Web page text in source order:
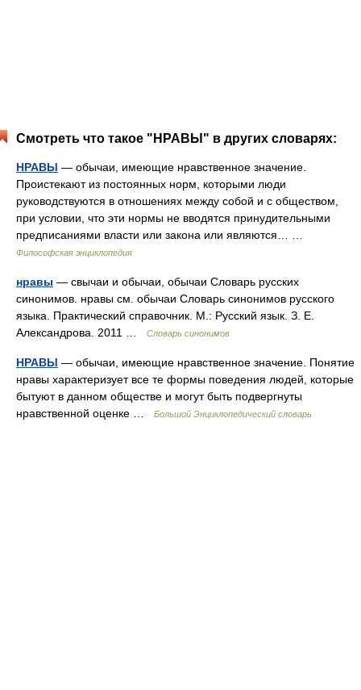
Смотреть что такое "НРАВЫ" в других словарях:
НРАВЫ — обычаи, имеющие нравственное значение.
Проистекают из постоянных норм, которыми люди
руководствуются в отношениях между собой и с обществом,
при условии, что эти нормы не вводятся принудительными
предписаниями власти или закона или являются… …
Философская энциклопедия
нравы — свычаи и обычаи, обычаи Словарь русских
синонимов. нравы см. обычаи Словарь синонимов русского
языка. Практический справочник. М.: Русский язык. З. Е.
Александрова. 2011 …
Словарь синонимов
НРАВЫ — обычаи, имеющие нравственное значение. Понятие
нравы характеризует все те формы поведения людей, которые
бытуют в данном обществе и могут быть подвергнуты
нравственной оценке …
Большой Энциклопедический словарь